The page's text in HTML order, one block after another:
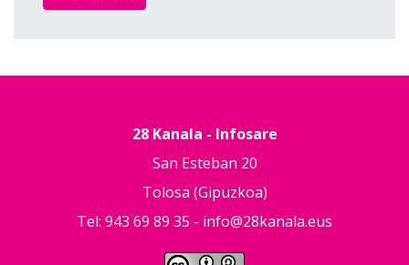
28 Kanala - Infosare
San Esteban 20
Tolosa (Gipuzkoa)
Tel: 943 69 89 35 - info@28kanala.eus